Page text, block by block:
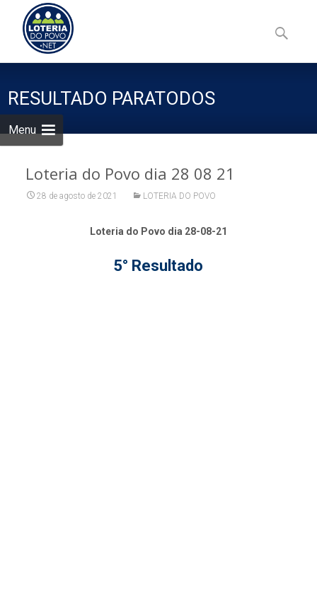
Menu
to
content
por:
RESULTADO PARATODOS
Loteria do Povo dia 28 08 21
28 de agosto de 2021 LOTERIA DO POVO
Loteria do Povo dia 28-08-21
5° Resultado